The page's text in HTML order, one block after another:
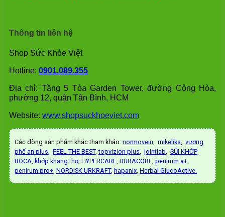
Thông tin liên hệ
Shop Sức Khỏe Việt
Hotline: 0901.089.355
Địa chỉ: Tầng 5 Tòa Garden Tower, đường Cộng Hòa,
phường 12, quận Tân Bình, HCM
Website: www.shopsuckhoeviet.com
Các dòng sản phẩm khác tham khảo: normovein, mikeliks, vương
phế an plus, FEEL THE BEST,topvizion plus, jointlab, SỦI KHỚP
BOCA, khớp khang thọ, HYPERCARE, DURACORE, penirum a+,
penirum pro+, NORDISK URKRAFT, hapanix, Herbal GlucoActive.